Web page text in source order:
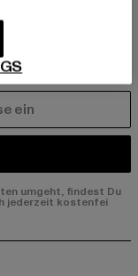
umgeht, findest Du
jederzeit kostenfei